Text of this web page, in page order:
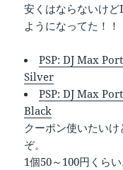
安くはならないけ
ようになってた！！
PSP: DJ Max
Silver
PSP: DJ Max
Black
クーポン使いたい
ぞ。
1個50～100円くらい